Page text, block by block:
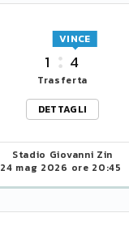
1 4
VINCE
Trasferta
DETTAGLI
Stadio Giovanni Zin
24 mag 2026 ore 20:45